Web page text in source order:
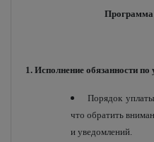
Программа
1. Исполнение обязанности по
Порядок
что обратить
и уведомлений.